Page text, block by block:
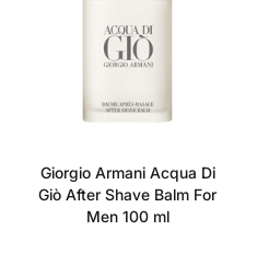
Giorgio Armani Acqua Di
Giò After Shave Balm For
Men 100 ml